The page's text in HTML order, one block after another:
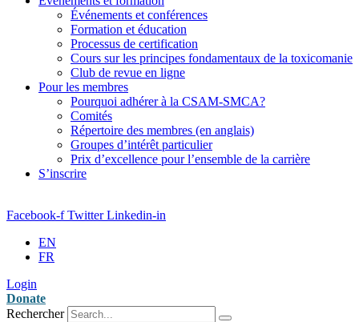
Événements et conférences
Formation et éducation
Processus de certification
Cours sur les principes fondamentaux de la toxicomanie
Club de revue en ligne
Pour les membres
Pourquoi adhérer à la CSAM-SMCA?
Comités
Répertoire des membres (en anglais)
Groupes d’intérêt particulier
Prix d’excellence pour l’ensemble de la carrière
S’inscrire
Facebook-f Twitter Linkedin-in
EN
FR
Login
Donate
Rechercher